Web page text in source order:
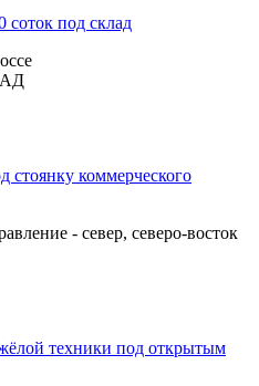
соток под склад
стоянку коммерческого
- север, северо-восток
техники под открытым